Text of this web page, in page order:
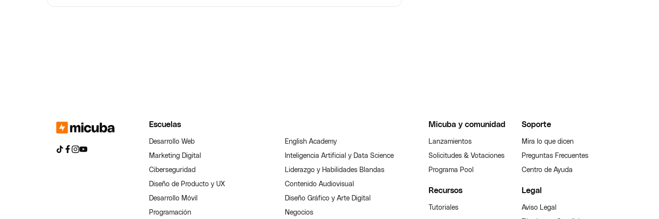
Escuelas
Desarrollo Web
English Academy
Marketing Digital
Inteligencia Artificial y Data Science
Ciberseguridad
Liderazgo y Habilidades Blandas
Diseño de Producto y UX
Contenido Audiovisual
Desarrollo Móvil
Diseño Gráfico y Arte Digital
Programación
Negocios
Micuba y comunidad
Lanzamientos
Solicitudes & Votaciones
Programa Pool
Soporte
Mira lo que dicen
Preguntas Frecuentes
Centro de Ayuda
Recursos
Tutoriales
Legal
Aviso Legal